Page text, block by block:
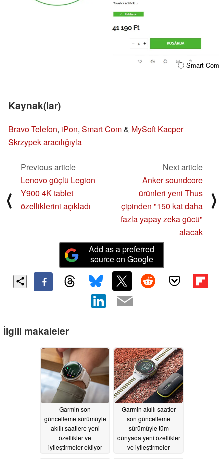
ⓘ Smart Com
Kaynak(lar)
Bravo Telefon, iPon, Smart Com& MySoft Kacper
Skrzypek aracılığıyla
⟨
Previous article
Lenovo güçlü Legion
Y900 4K tablet
özelliklerini açıkladı
Next article
Anker soundcore
ürünleri yeni Thus
çipinden "150 kat daha
fazla yapay zeka gücü"
alacak
⟩
Add as a preferred
source on Google
İlgili makaleler
Garmin son
güncelleme sürümüyle
akıllı saatlere yeni
özellikler ve
iyileştirmeler ekliyor
04/25/2026
Garmin akıllı saatler
son güncelleme
sürümüyle tüm
dünyada yeni özellikler
ve iyileştirmeler
04/24/2026